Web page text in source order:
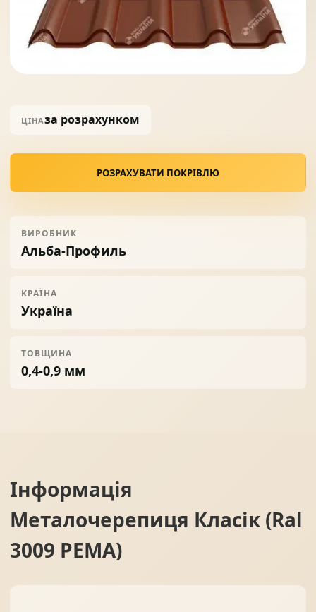
07 Солнце защита
ЦІНАза розрахунком
РОЗРАХУВАТИ ПОКРІВЛЮ
ВИРОБНИК
Альба-Профиль
КРАЇНА
Україна
ТОВЩИНА
0,4-0,9 мм
Інформація
Металочерепиця Класік (Ral
3009 PEMA)